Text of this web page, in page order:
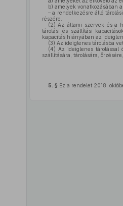
b) amelyek vonatkozásában
– a rendelkezésre álló
részére.
(2) Az állami szervek és a
tárolási és szállítási
kapacitás hiányában az
(3) Az ideiglenes tárolásba
(4) Az ideiglenes tárolással
szállítására, tárolására,
5. § Ez a rendelet 2018.